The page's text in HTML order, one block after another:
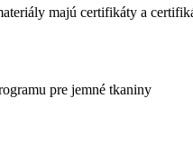
majú certifikáty a
pre jemné tkaniny